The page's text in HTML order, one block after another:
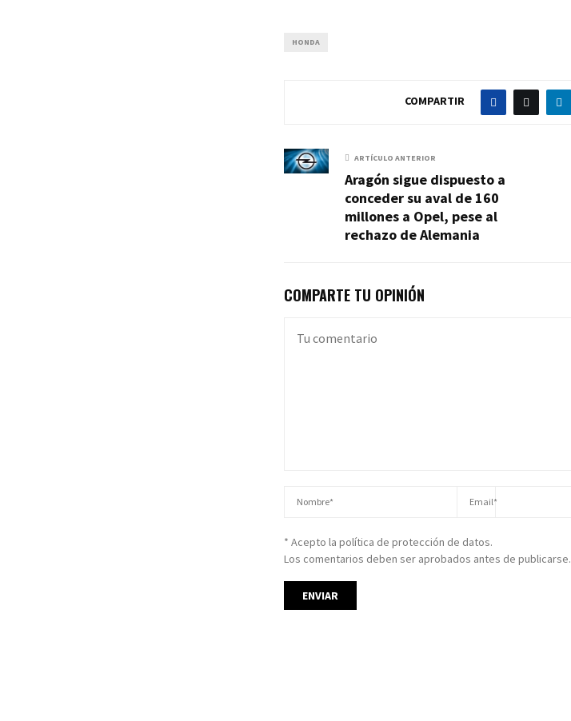
HONDA
COMPARTIR
ARTÍCULO ANTERIOR
Aragón sigue dispuesto a
conceder su aval de 160
millones a Opel, pese al
rechazo de Alemania
COMPARTE TU OPINIÓN
* Acepto la política de protección de datos.
Los comentarios deben ser aprobados antes de publicarse.